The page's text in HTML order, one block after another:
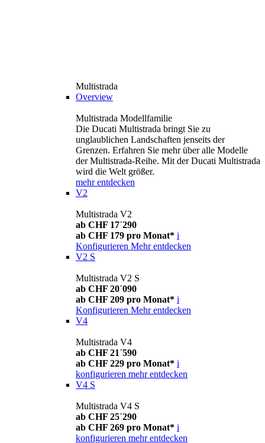
Multistrada
Overview
Multistrada Modellfamilie
Die Ducati Multistrada bringt Sie zu
unglaublichen Landschaften jenseits der
Grenzen. Erfahren Sie mehr über alle Modelle
der Multistrada-Reihe. Mit der Ducati Multistrada
wird die Welt größer.
mehr entdecken
V2
Multistrada V2
ab CHF 17´290
ab CHF 179 pro Monat* i
Konfigurieren Mehr entdecken
V2 S
Multistrada V2 S
ab CHF 20´090
ab CHF 209 pro Monat* i
Konfigurieren Mehr entdecken
V4
Multistrada V4
ab CHF 21´590
ab CHF 229 pro Monat* i
konfigurieren mehr entdecken
V4 S
Multistrada V4 S
ab CHF 25´290
ab CHF 269 pro Monat* i
konfigurieren mehr entdecken